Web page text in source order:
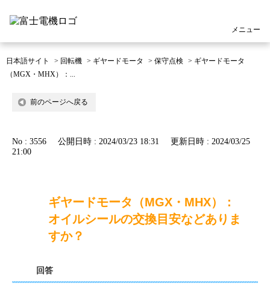
メニュー
日本語サイト > 回転機 > ギヤードモータ > 保守点検 > ギヤードモータ
（MGX・MHX）：...
前のページへ戻る
No : 3556 公開日時 : 2024/03/23 18:31
更新日時 : 2024/03/25
21:00
ギヤードモータ（MGX・MHX）：
オイルシールの交換目安などありま
すか？
回答